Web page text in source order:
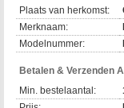
Plaats van herkomst:
Merknaam:
Modelnummer:
Betalen & Verzenden
Min. bestelaantal: